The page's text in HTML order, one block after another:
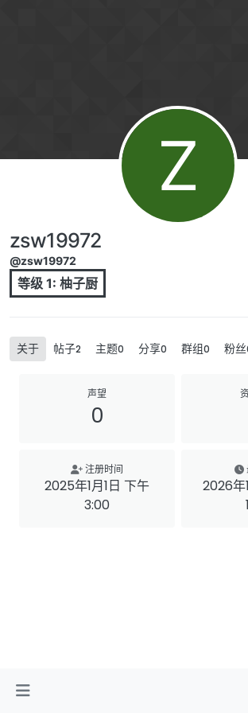
Z
zsw19972
@zsw19972
等级 1: 柚子厨
关于 帖子2 主题0 分享0 群组0 粉丝
声望
0
注册时间
2025年1月1日 下午
3:00
2026年